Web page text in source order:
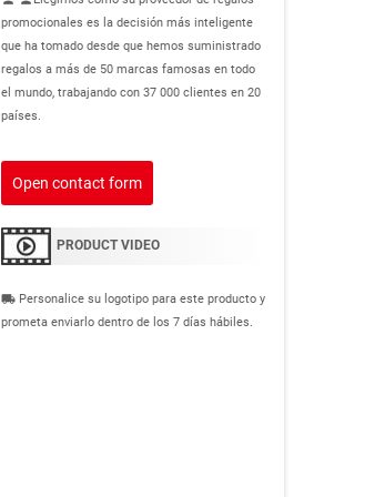
promocionales es la decisión más inteligente
que ha tomado desde que hemos suministrado
regalos a más de 50 marcas famosas en todo
el mundo, trabajando con 37 000 clientes en 20
países.
Open contact form
PRODUCT VIDEO
local_shipping Personalice su logotipo para este producto y
prometa enviarlo dentro de los 7 días hábiles.